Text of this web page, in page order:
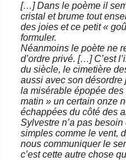
[…] Dans le poème il
cristal et brume tout
des joies et ce petit «
formuler.
Néanmoins le poète ne
d’ordre privé. […] C’est
du siècle, le cimetière
aussi avec son désordre
la misérable épopée
matin » un certain onze
échappées du côté des
Sylvestre n’a pas
simples comme le vent,
nous communiquer le
c’est cette autre chose